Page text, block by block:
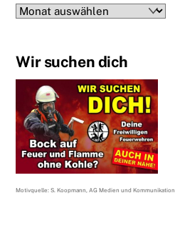
Wir suchen dich
Motivquelle: S. Koopmann, AG Medien und Kommunikation